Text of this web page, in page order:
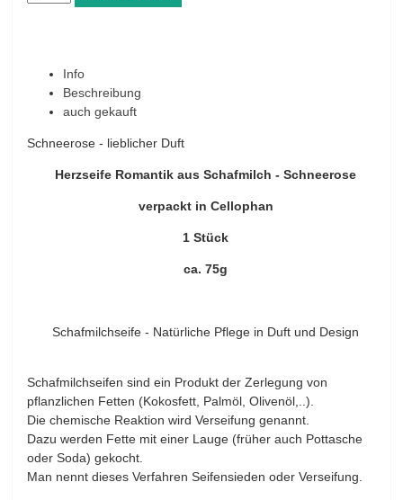
Info
Beschreibung
auch gekauft
Schneerose - lieblicher Duft
Herzseife Romantik aus Schafmilch - Schneerose
verpackt in Cellophan
1 Stück
ca. 75g
Schafmilchseife - Natürliche Pflege in Duft und Design
Schafmilchseifen sind ein Produkt der Zerlegung von
pflanzlichen Fetten (Kokosfett, Palmöl, Olivenöl,..).
Die chemische Reaktion wird Verseifung genannt.
Dazu werden Fette mit einer Lauge (früher auch Pottasche
oder Soda) gekocht.
Man nennt dieses Verfahren Seifensieden oder Verseifung.